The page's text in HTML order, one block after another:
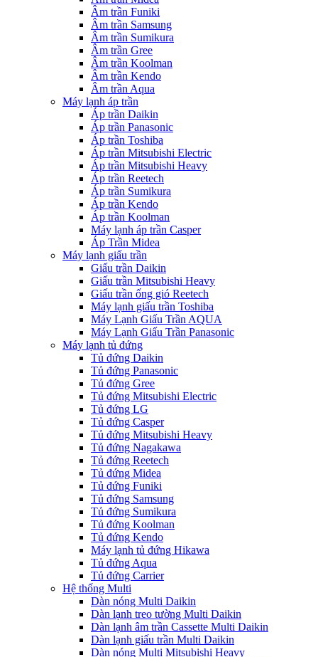
Âm trần Funiki
Âm trần Samsung
Âm trần Sumikura
Âm trần Gree
Âm trần Koolman
Âm trần Kendo
Âm trần Aqua
Máy lạnh áp trần
Áp trần Daikin
Áp trần Panasonic
Áp trần Toshiba
Áp trần Mitsubishi Electric
Áp trần Mitsubishi Heavy
Áp trần Reetech
Áp trần Sumikura
Áp trần Kendo
Áp trần Koolman
Máy lạnh áp trần Casper
Áp Trần Midea
Máy lạnh giấu trần
Giấu trần Daikin
Giấu trần Mitsubishi Heavy
Giấu trần ống gió Reetech
Máy lạnh giấu trần Toshiba
Máy Lạnh Giấu Trần AQUA
Máy Lạnh Giấu Trần Panasonic
Máy lạnh tủ đứng
Tủ đứng Daikin
Tủ đứng Panasonic
Tủ đứng Gree
Tủ đứng Mitsubishi Electric
Tủ đứng LG
Tủ đứng Casper
Tủ đứng Mitsubishi Heavy
Tủ đứng Nagakawa
Tủ đứng Reetech
Tủ đứng Midea
Tủ đứng Funiki
Tủ đứng Samsung
Tủ đứng Sumikura
Tủ đứng Koolman
Tủ đứng Kendo
Máy lạnh tủ đứng Hikawa
Tủ đứng Aqua
Tủ đứng Carrier
Hệ thống Multi
Dàn nóng Multi Daikin
Dàn lạnh treo tường Multi Daikin
Dàn lạnh âm trần Cassette Multi Daikin
Dàn lạnh giấu trần Multi Daikin
Dàn nóng Multi Mitsubishi Heavy